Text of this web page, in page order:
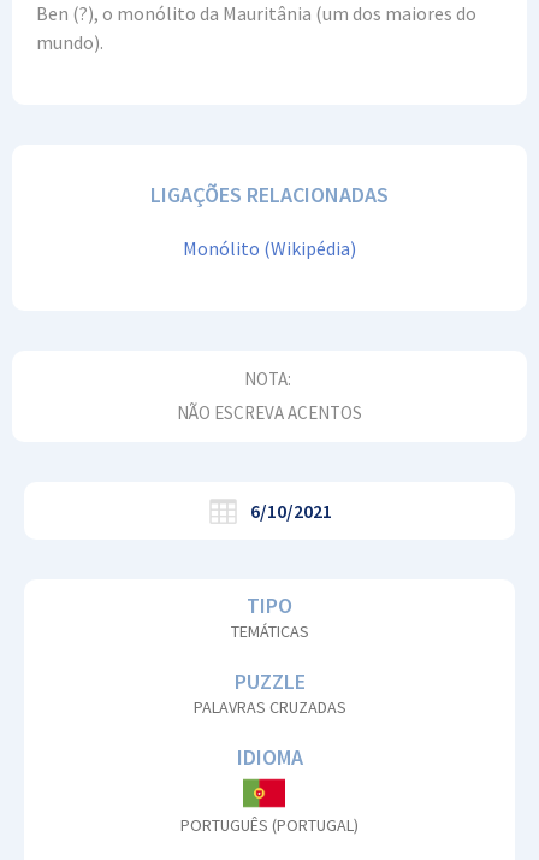
Ben (?), o monólito da Mauritânia (um dos maiores do
mundo).
LIGAÇÕES RELACIONADAS
Monólito (Wikipédia)
NOTA:
NÃO ESCREVA ACENTOS
6/10/2021
TIPO
TEMÁTICAS
PUZZLE
PALAVRAS CRUZADAS
IDIOMA
PORTUGUÊS (PORTUGAL)